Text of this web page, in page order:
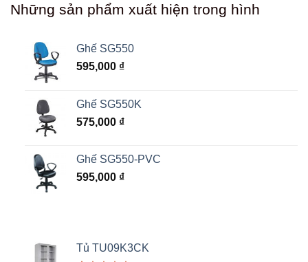
Những sản phẩm xuất hiện trong hình
Ghế SG550
595,000 ₫
Ghế SG550K
575,000 ₫
Ghế SG550-PVC
595,000 ₫
Tủ TU09K3CK